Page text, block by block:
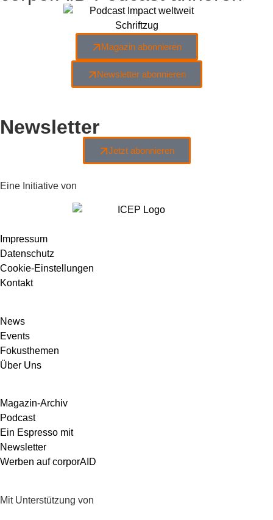
Magazin abonnieren
Newsletter abonnieren
Newsletter
Jetzt abonnieren
Eine Initiative von
Impressum
Datenschutz
Cookie-Einstellungen
Kontakt
News
Events
Fokusthemen
Über Uns
Magazin-Archiv
Podcast
Ein Espresso mit
Newsletter
Werben auf corporAID
Mit Unterstützung von